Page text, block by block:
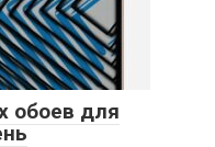
обоев для